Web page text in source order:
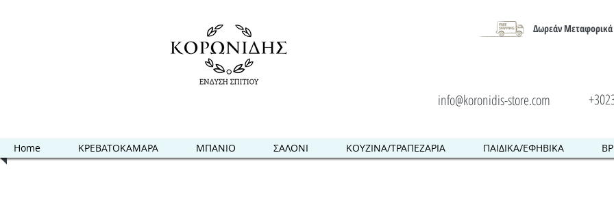
Δωρεάν Μεταφορικά
info@koronidis-store.com
Home ΚΡΕΒΑΤΟΚΑΜΑΡΑ ΜΠΑΝΙΟ ΣΑΛΟΝΙ ΚΟΥΖΙΝΑ/ΤΡΑΠΕΖΑΡΙΑ ΠΑΙΔΙΚΑ/ΕΦΗΒΙΚΑ